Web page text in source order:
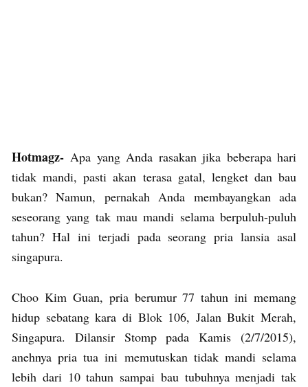
Hotmagz-Apa yang Anda rasakan jika beberapa hari
tidak mandi, pasti akan terasa gatal, lengket dan bau
bukan? Namun, pernakah Anda membayangkan ada
seseorang yang tak mau mandi selama berpuluh-puluh
tahun? Hal ini terjadi pada seorang pria lansia asal
singapura.
Choo Kim Guan, pria berumur 77 tahun ini memang
hidup sebatang kara di Blok 106, Jalan Bukit Merah,
Singapura. Dilansir Stomp pada Kamis (2/7/2015),
anehnya pria tua ini memutuskan tidak mandi selama
lebih dari 10 tahun sampai bau tubuhnya menjadi tak